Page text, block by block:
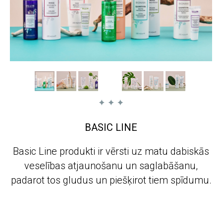
BASIC LINE
Basic Line produkti ir vērsti uz matu dabiskās
veselības atjaunošanu un saglabāšanu,
padarot tos gludus un piešķirot tiem spīdumu.